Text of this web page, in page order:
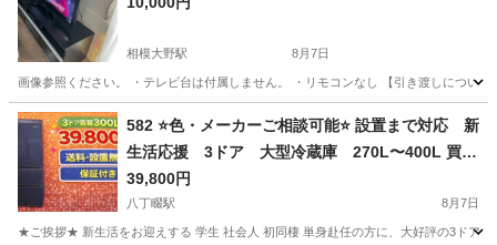
相模大野駅 8月7日
画像参照ください。 ・テレビ台は付属しません。 ・リモコンなし 【引き渡しについ
神奈川 相模原市 相模大野駅 テレビ
582 ⭐️色・メーカーご相談可能⭐️ 設置まで対応 新
生活応援 3ドア 大型冷蔵庫 270L〜400L 買い
替え
39,800円
八丁畷駅 8月7日
★ご挨拶★ 新生活をお迎えする 学生 社会人 初同棲 単身赴任の方に、大好評の3ドア